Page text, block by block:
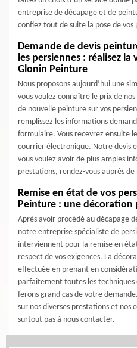
entreprise de décapage et de
confiez tout de suite la pose de
Demande de devis
les persiennes : réalisez
Glonin Peinture
Nous proposons aujourd’hui une
vous voulez connaître le prix de
de nouvelle peinture sur vos
remplissez les informations
formulaire. Vous recevrez ensuite
courrier électronique. Notre devis
vous voulez avoir de plus amples
prestations, rendez-vous auprès
Remise en état de vos
Peinture : une décoration
Après avoir procédé au décapage
notre entreprise spécialiste de
interviennent pour la remise en
respect de vos exigences. La
effectuée en prenant en
parfaitement toutes les techniques
ferons grand cas de votre
sur nos diverses prestations et nos
surtout pas à nous contacter.